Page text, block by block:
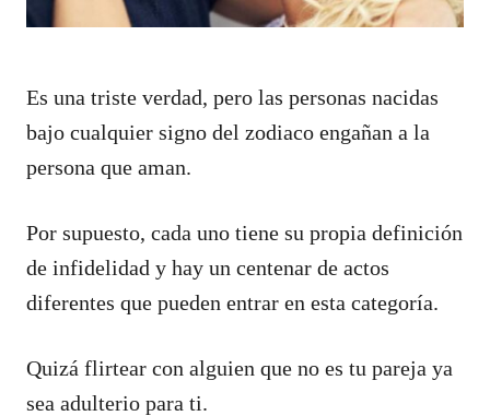
Es una triste verdad, pero las personas nacidas
bajo cualquier signo del zodiaco engañan a la
persona que aman.
Por supuesto, cada uno tiene su propia definición
de infidelidad y hay un centenar de actos
diferentes que pueden entrar en esta categoría.
Quizá flirtear con alguien que no es tu pareja ya
sea adulterio para ti.